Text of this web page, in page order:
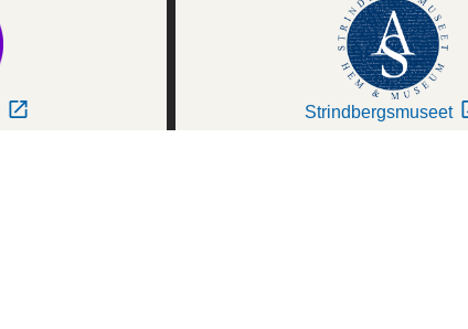
Strindbergsmuseet